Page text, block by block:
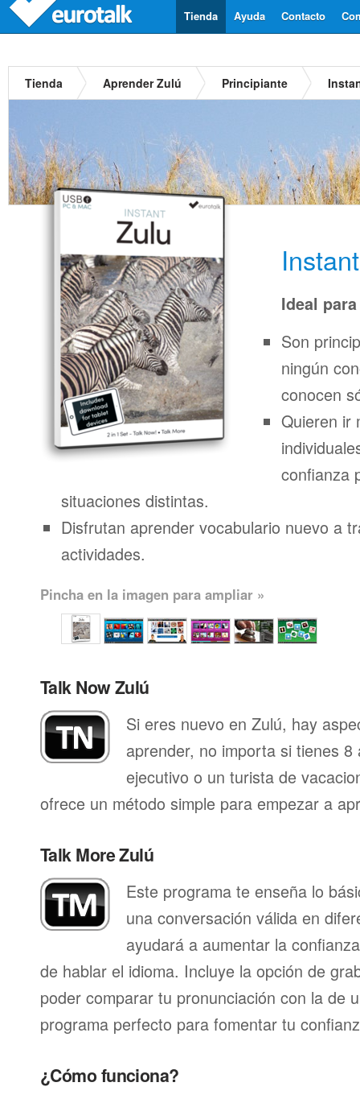
Contacto
Ayuda
Tienda
Tienda Aprender Zulú Principiante
Ideal
Son
ningún
conocen
Quieren ir
confianza
situaciones distintas.
Disfrutan aprender vocabulario nuevo a
actividades.
Pincha en la imagen para ampliar »
Talk Now Zulú
Si eres nuevo en Zulú, hay
aprender, no importa si tienes
ejecutivo o un turista de
ofrece un método simple para empezar a
Talk More Zulú
Este programa te enseña lo
una conversación válida en
ayudará a aumentar la
de hablar el idioma. Incluye la opción de
poder comparar tu pronunciación con la de
programa perfecto para fomentar tu
¿Cómo funciona?